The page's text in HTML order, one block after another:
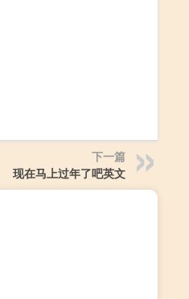
下一篇
现在马上过年了吧英文